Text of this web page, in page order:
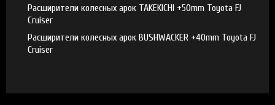
Расширители колесных арок TAKEKICHI +50mm Toyota FJ
Cruiser
Расширители колесных арок BUSHWACKER +40mm Toyota FJ
Cruiser